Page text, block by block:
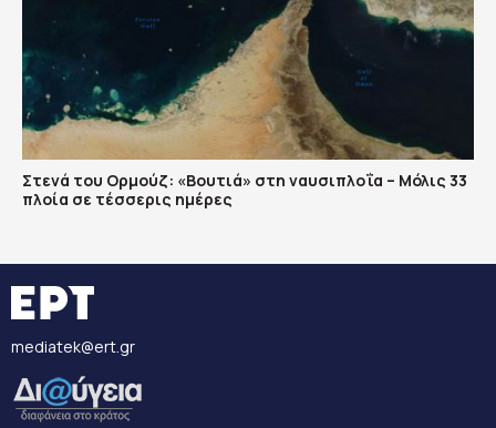
Στενά του Ορμούζ: «Βουτιά» στη ναυσιπλοΐα – Μόλις 33
πλοία σε τέσσερις ημέρες
mediatek@ert.gr